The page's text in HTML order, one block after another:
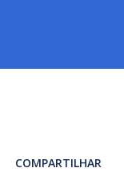
COMPARTILHAR